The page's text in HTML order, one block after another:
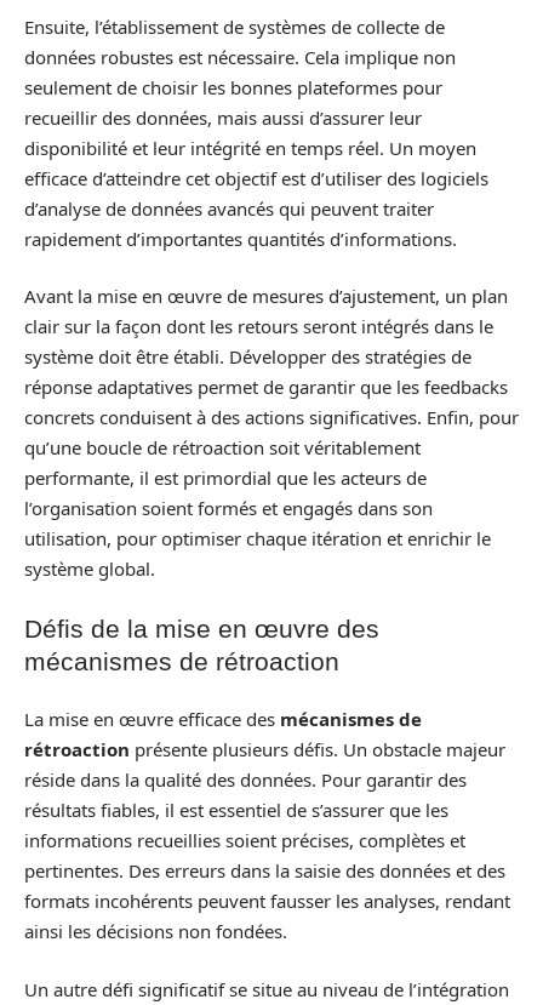
Ensuite, l’établissement de systèmes de collecte de
données robustes est nécessaire. Cela implique non
seulement de choisir les bonnes plateformes pour
recueillir des données, mais aussi d’assurer leur
disponibilité et leur intégrité en temps réel. Un moyen
efficace d’atteindre cet objectif est d’utiliser des logiciels
d’analyse de données avancés qui peuvent traiter
rapidement d’importantes quantités d’informations.
Avant la mise en œuvre de mesures d’ajustement, un plan
clair sur la façon dont les retours seront intégrés dans le
système doit être établi. Développer des stratégies de
réponse adaptatives permet de garantir que les feedbacks
concrets conduisent à des actions significatives. Enfin, pour
qu’une boucle de rétroaction soit véritablement
performante, il est primordial que les acteurs de
l’organisation soient formés et engagés dans son
utilisation, pour optimiser chaque itération et enrichir le
système global.
Défis de la mise en œuvre des
mécanismes de rétroaction
La mise en œuvre efficace des mécanismes de
rétroaction présente plusieurs défis. Un obstacle majeur
réside dans la qualité des données. Pour garantir des
résultats fiables, il est essentiel de s’assurer que les
informations recueillies soient précises, complètes et
pertinentes. Des erreurs dans la saisie des données et des
formats incohérents peuvent fausser les analyses, rendant
ainsi les décisions non fondées.
Un autre défi significatif se situe au niveau de l’intégration